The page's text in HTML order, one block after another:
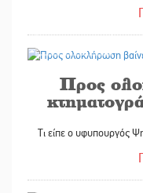
Προς
Τι είπε ο υφυπουργός